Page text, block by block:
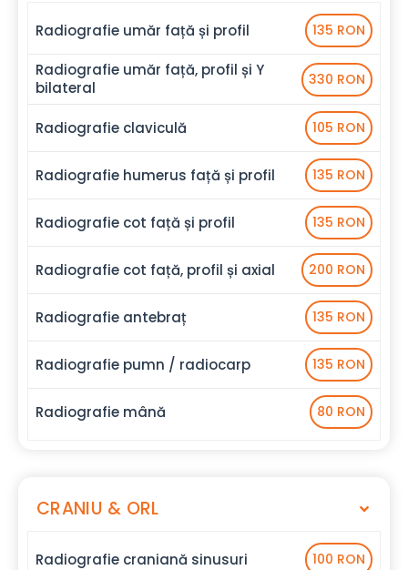
Radiografie umăr față și profil 135 RON
Radiografie umăr față, profil și Y
bilateral
330 RON
Radiografie claviculă 105 RON
Radiografie humerus față și profil 135 RON
Radiografie cot față și profil 135 RON
Radiografie cot față, profil și axial 200 RON
Radiografie antebraț 135 RON
Radiografie pumn / radiocarp 135 RON
Radiografie mână 80 RON
CRANIU & ORL
Radiografie craniană sinusuri 100 RON